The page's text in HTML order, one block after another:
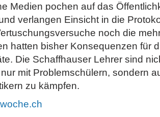
Medien ­pochen auf das
verlangen Einsicht in die
noch die
hatten bisher Konsequenzen für
Die Schaffhauser Lehrer sind
mit Problemschülern, sondern
zu kämpfen.